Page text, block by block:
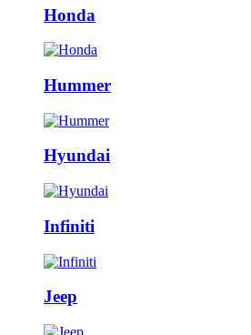
Honda
Hummer
Hyundai
Infiniti
Jeep